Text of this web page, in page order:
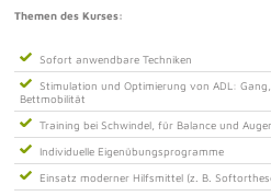
Themen des Kurses:
Sofort anwendbare Techniken
Stimulation und Optimierung von ADL:
Bettmobilität
Training bei Schwindel, für Balance und
Individuelle Eigenübungsprogramme
Einsatz moderner Hilfsmittel (z. B.